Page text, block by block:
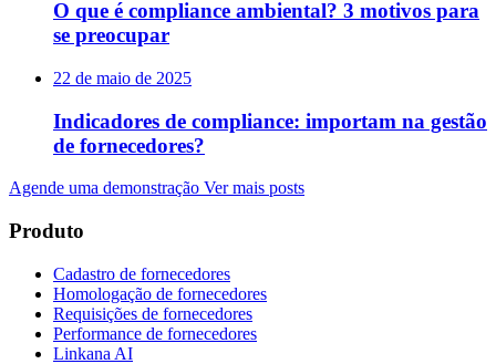
O que é compliance ambiental? 3 motivos para
se preocupar
22 de maio de 2025
Indicadores de compliance: importam na gestão
de fornecedores?
Agende uma demonstração Ver mais posts
Produto
Cadastro de fornecedores
Homologação de fornecedores
Requisições de fornecedores
Performance de fornecedores
Linkana AI